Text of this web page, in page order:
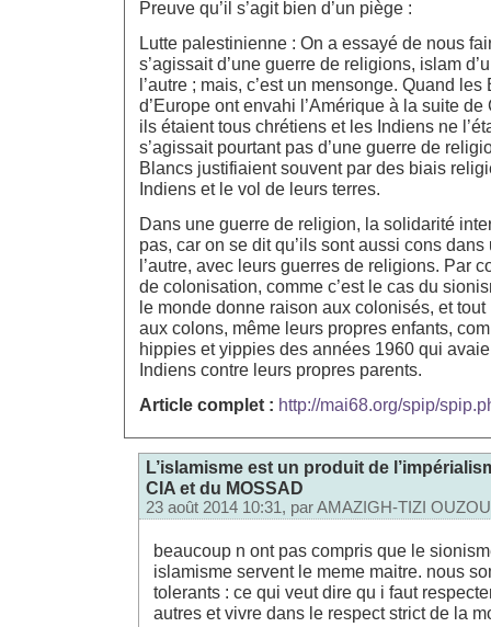
Preuve qu’il s’agit bien d’un piège :
Lutte palestinienne : On a essayé de nous
s’agissait d’une guerre de religions, islam
l’autre ; mais, c’est un mensonge. Quand
d’Europe ont envahi l’Amérique à la suite
ils étaient tous chrétiens et les Indiens ne
s’agissait pourtant pas d’une guerre de
Blancs justifiaient souvent par des biais
Indiens et le vol de leurs terres.
Dans une guerre de religion, la solidarité
pas, car on se dit qu’ils sont aussi cons
l’autre, avec leurs guerres de religions. Par
de colonisation, comme c’est le cas du
le monde donne raison aux colonisés, et
aux colons, même leurs propres enfants,
hippies et yippies des années 1960 qui
Indiens contre leurs propres parents.
Article complet : http://mai68.org/spip/
L’islamisme est un produit de
CIA et du MOSSAD
23 août 2014 10:31, parAMAZIGH-TIZI OUZOU
beaucoup n ont pas compris que le
islamisme servent le meme maitre. nous
tolerants : ce qui veut dire qu i faut
autres et vivre dans le respect strict de la